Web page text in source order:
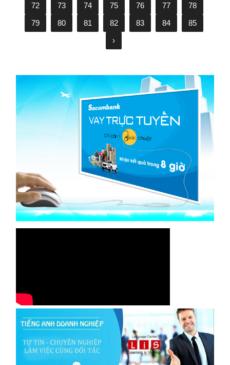
72
73 74 75 76 77
78
79
80 81 82 83 84
85
›